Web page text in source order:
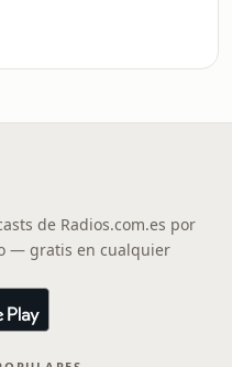
de Radios.com.es por
— gratis en cualquier